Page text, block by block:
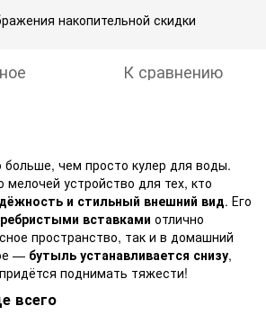
накопительной скидки
К сравнению
чем просто кулер для воды.
устройство для тех, кто
и стильный внешний вид. Его
вставками отлично
пространство, так и в домашний
— бутыль устанавливается снизу,
поднимать тяжести!
всего